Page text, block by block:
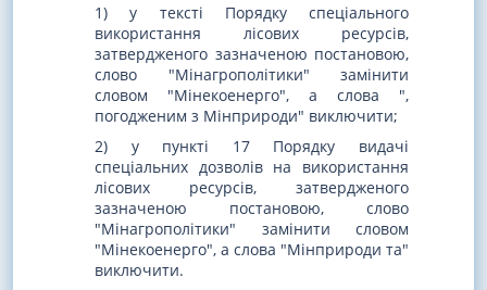
1) у тексті Порядку спеціального
використання лісових ресурсів,
затвердженого зазначеною постановою,
слово "Мінагрополітики" замінити
словом "Мінекоенерго", а слова ",
погодженим з Мінприроди" виключити;
2) у пункті 17 Порядку видачі
спеціальних дозволів на використання
лісових ресурсів, затвердженого
зазначеною постановою, слово
"Мінагрополітики" замінити словом
"Мінекоенерго", а слова "Мінприроди та"
виключити.